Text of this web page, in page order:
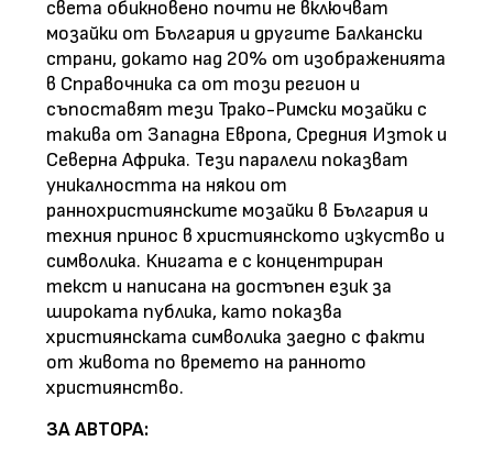
света обикновено почти не включват
мозайки от България и другите Балкански
страни, докато над 20% от изображенията
в Справочника са от този регион и
съпоставят тези Трако-Римски мозайки с
такива от Западна Европа, Средния Изток и
Северна Африка. Тези паралели показват
уникалността на някои от
раннохристиянските мозайки в България и
техния принос в християнското изкуство и
символика. Книгата е с концентриран
текст и написана на достъпен език за
широката публика, като показва
християнската символика заедно с факти
от живота по времето на ранното
християнство.
ЗА АВТОРА: